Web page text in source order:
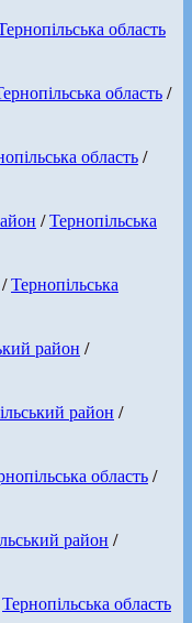
область
область/
область/
/Тернопільська
/Тернопільська
район /
район /
область/
район /
Тернопільська область